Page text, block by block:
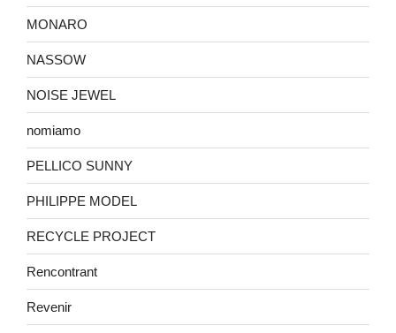
MONARO
NASSOW
NOISE JEWEL
nomiamo
PELLICO SUNNY
PHILIPPE MODEL
RECYCLE PROJECT
Rencontrant
Revenir